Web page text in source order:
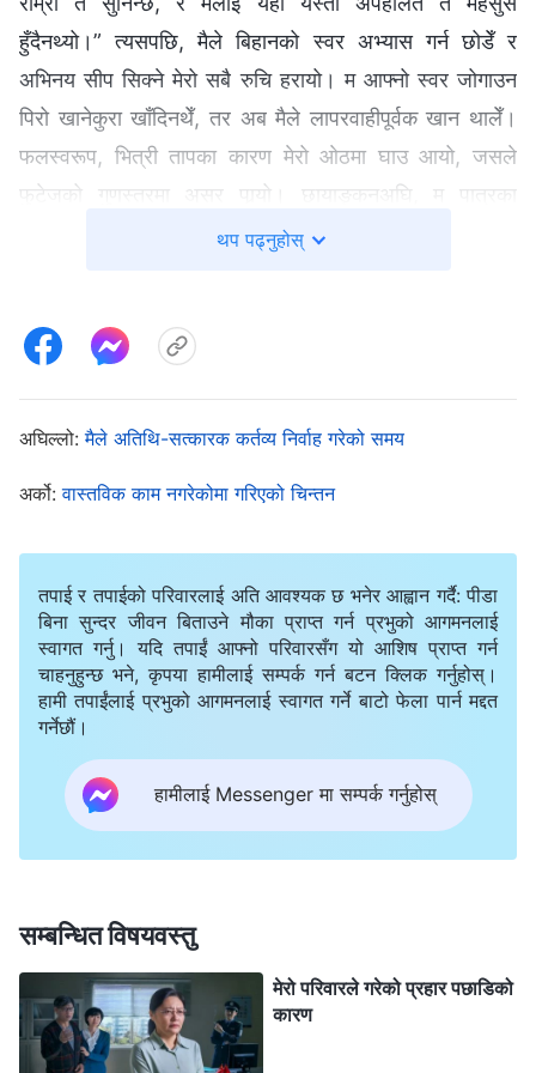
हुँदैनथ्यो।” त्यसपछि, मैले बिहानको स्वर अभ्यास गर्न छोडेँ र
अभिनय सीप सिक्ने मेरो सबै रुचि हरायो। म आफ्नो स्वर जोगाउन
पिरो खानेकुरा खाँदिनथेँ, तर अब मैले लापरवाहीपूर्वक खान थालेँ।
फलस्वरूप, भित्री तापका कारण मेरो ओठमा घाउ आयो, जसले
फुटेजको गुणस्तरमा असर पार्‍यो। छायाङ्कनअघि, म पात्रका
भावनाहरू मनन गर्नमा कुनै ध्यान दिँदिनथेँ; म यान्त्रिक तवरले आफ्ना
समयमा, म दिनभरि रनभुल्ल हुन्थेँ। कहिलेकाहीँ मलाई आफ्नो कर्तव्य
“आखिर यो समूहमा म नभए पनि हुन्छ। हरेक दिन यी झिनामसिना
खान्छु र सँगसँगै अलिअलि कर्तव्य निर्वाह गर्छु।”
असहज महसुस भयो। त्यसपछि मात्र मैले त्यो समयको आफ्नो
स्थितिबारे चिन्तन गर्न थालेँ। त्यही बेला मैले परमेश्‍वरका वचनहरूको
एउटा खण्ड भेट्टाएँ जसले सिधै मेरो स्थितिलाई सम्बोधन गरिरहेको
थियो। सर्वशक्तिमान्‌ परमेश्‍वर भन्‍नुहुन्छ: “
सत्यता खोज्नुको सट्टा सानातिना चालहरूको सहारा लिन्छन्।
तिनीहरू आफ्नै हित, अभिमान, र अरू मानिसहरूको मनमा आफ्नो
स्थान वा हैसियतलाई ठूलो महत्त्व दिन्छन्। तिनीहरूले कदर गर्ने
कसरी हेर्नुहुन्छ र व्यवहार गर्नुहुन्छ भन्‍ने कुरासँग कुनै सरोकार
राख्दैनन्; तिनीहरू पहिले आफू समूहको मालिक हुँ कि होइन, आफूले
अरूले उच्च सम्मान गर्ने पद सुरक्षित गर्न सक्छु कि सक्दिनँ, र कसैले
आफूले भनेको कुरा सुन्छ कि सुन्दैन भन्ने कुरासँग सरोकार राख्छन्।
थप पढ्नुहोस्
अघिल्लो:मैले अतिथि-सत्कारक कर्तव्य निर्वाह गरेको समय
अर्को:वास्तविक काम नगरेकोमा गरिएको चिन्तन
तपाई र तपाईको परिवारलाई अति आवश्यक छ भनेर आह्वान गर्दै: पीडा
बिना सुन्दर जीवन बिताउने मौका प्राप्त गर्न प्रभुको आगमनलाई
स्वागत गर्नु। यदि तपाईं आफ्नो परिवारसँग यो आशिष प्राप्त गर्न
चाहनुहुन्छ भने, कृपया हामीलाई सम्पर्क गर्न बटन क्लिक गर्नुहोस्।
हामी तपाईंलाई प्रभुको आगमनलाई स्वागत गर्ने बाटो फेला पार्न मद्दत
गर्नेछौं।
हामीलाई Messenger मा सम्पर्क गर्नुहोस्
सम्बन्धित विषयवस्तु
मेरो परिवारले गरेको प्रहार पछाडिको
कारण